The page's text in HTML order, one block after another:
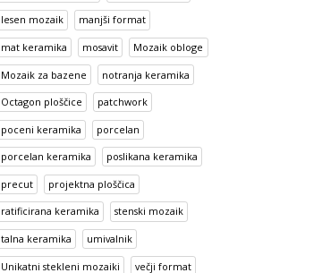
lesen mozaik manjši format
mat keramika mosavit Mozaik obloge
Mozaik za bazene notranja keramika
Octagon ploščice patchwork
poceni keramika porcelan
porcelan keramika poslikana keramika
precut projektna ploščica
ratificirana keramika stenski mozaik
talna keramika umivalnik
Unikatni stekleni mozaiki večji format